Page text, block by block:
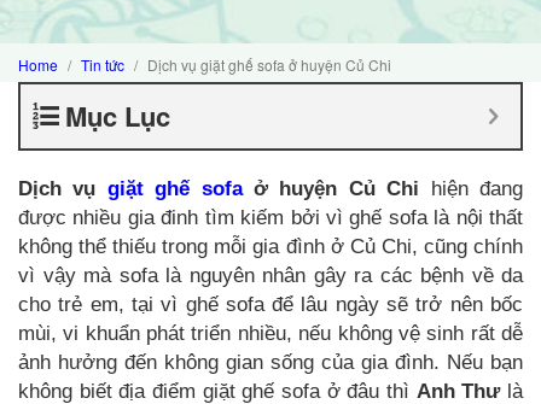
Home Tin tức Dịch vụ giặt ghế sofa ở huyện Củ Chi
Mục Lục
Dịch vụ giặt ghế sofaở huyện Củ Chi hiện đang
được nhiều gia đinh tìm kiếm bởi vì ghế sofa là nội thất
không thể thiếu trong mỗi gia đình ở Củ Chi, cũng chính
vì vậy mà sofa là nguyên nhân gây ra các bệnh về da
cho trẻ em, tại vì ghế sofa để lâu ngày sẽ trở nên bốc
mùi, vi khuẩn phát triển nhiều, nếu không vệ sinh rất dễ
ảnh hưởng đến không gian sống của gia đình. Nếu bạn
không biết địa điểm giặt ghế sofa ở đâu thì Anh Thưlà